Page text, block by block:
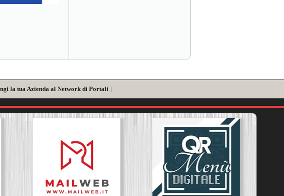
la tua Azienda al Network di Portali ]